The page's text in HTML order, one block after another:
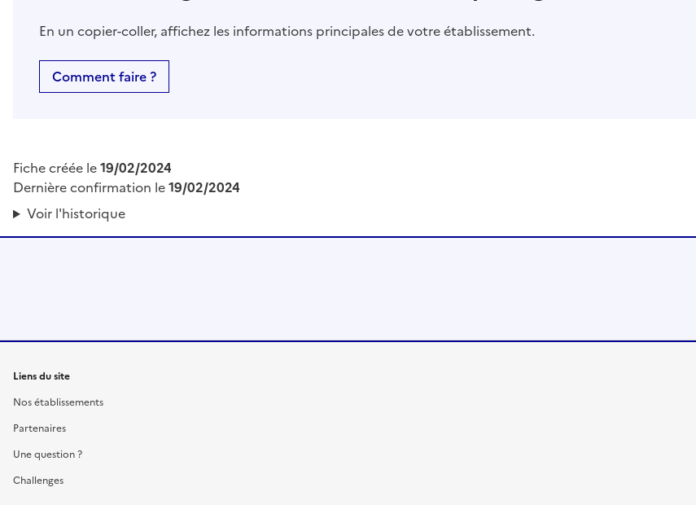
En un copier-coller, affichez les informations principales de votre établissement.
Comment faire ?
Fiche créée le19/02/2024
Dernière confirmation le19/02/2024
Voir l'historique
Liens du site
Nos établissements
Partenaires
Une question ?
Challenges